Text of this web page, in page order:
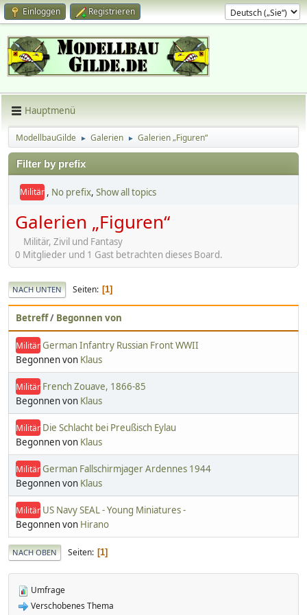
Einloggen Registrieren
Hauptmenü
ModellbauGilde ► Galerien ► Galerien „Figuren“
Filter by prefix
Militär , No prefix, Show all topics
Galerien „Figuren“
Militär, Zivil und Fantasy
0 Mitglieder und 1 Gast betrachten dieses Board.
NACH UNTEN Seiten 1
Betreff/ Begonnen von
MilitärGerman Infantry Russian Front WWII
Begonnen von Klaus
Militär French Zouave, 1866-85
Begonnen von Klaus
Militär Die Schlacht bei Preußisch Eylau
Begonnen von Klaus
MilitärGerman Fallschirmjager Ardennes 1944
Begonnen von Klaus
Militär US Navy SEAL - Young Miniatures -
Begonnen von Hirano
NACH OBEN Seiten 1
Umfrage
Verschobenes Thema